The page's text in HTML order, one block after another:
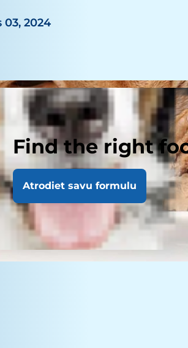
Find the right
Atrodiet savu formulu
03, 2024